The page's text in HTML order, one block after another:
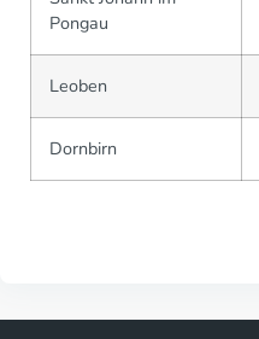
Pongau
Leoben
Dornbirn